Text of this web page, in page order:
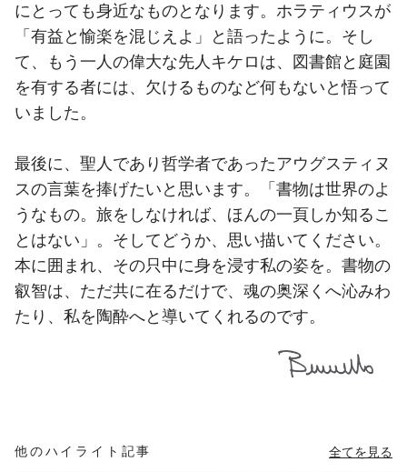
にとっても身近なものとなります。ホラティウスが
「有益と愉楽を混じえよ」と語ったように。そし
て、もう一人の偉大な先人キケロは、図書館と庭園
を有する者には、欠けるものなど何もないと悟って
いました。
最後に、聖人であり哲学者であったアウグスティヌ
スの言葉を捧げたいと思います。「書物は世界のよ
うなもの。旅をしなければ、ほんの一頁しか知るこ
とはない」。そしてどうか、思い描いてください。
本に囲まれ、その只中に身を浸す私の姿を。書物の
叡智は、ただ共に在るだけで、魂の奥深くへ沁みわ
たり、私を陶酔へと導いてくれるのです。
他のハイライト記事 全てを見る